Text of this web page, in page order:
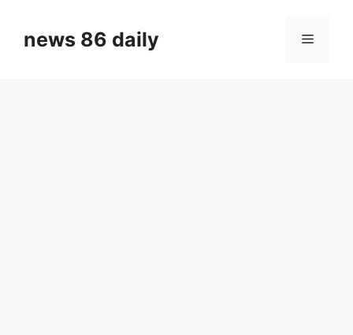
contentnews 86 daily Menu